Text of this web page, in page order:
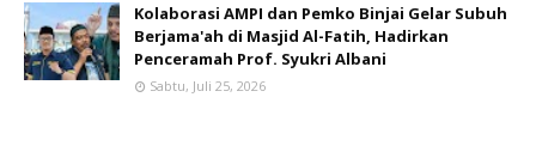
Kolaborasi AMPI dan Pemko Binjai Gelar Subuh
Berjama'ah di Masjid Al-Fatih, Hadirkan
Penceramah Prof. Syukri Albani
Sabtu, Juli 25, 2026